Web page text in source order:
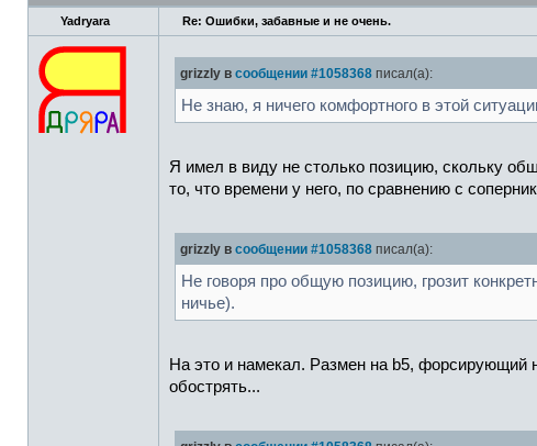
Yadryara Re: Ошибки, забавные и не очень.
grizzly в сообщении #1058368 писал(а):
Не знаю, я ничего комфортного в этой
Я имел в виду не столько позицию, скольку
то, что времени у него, по сравнению с
grizzly в сообщении #1058368 писал(а):
Не говоря про общую позицию, грозит
ничье).
На это и намекал. Размен на b5, форсирующий
обострять...